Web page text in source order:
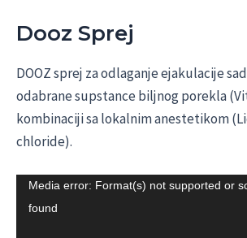
Dooz Sprej
DOOZ sprej za odlaganje ejakulacije
odabrane supstance biljnog porekla
kombinaciji sa lokalnim anestetikom
chloride).
Video
Player
Media error: Format(s) not supported or
found